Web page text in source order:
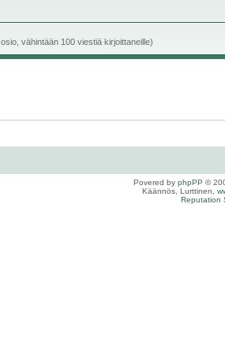
vähintään 100 viestiä kirjoittaneille)
Povered by phpPP ©
Käännös, Lurttinen,
Reputation